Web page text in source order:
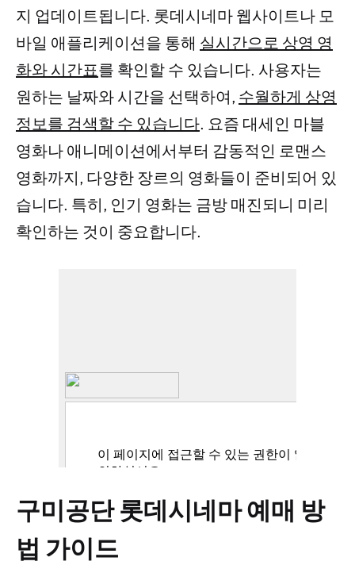
지 업데이트됩니다. 롯데시네마 웹사이트나 모
바일 애플리케이션을 통해 실시간으로 상영 영
화와 시간표를 확인할 수 있습니다. 사용자는
원하는 날짜와 시간을 선택하여, 수월하게 상영
정보를 검색할 수 있습니다. 요즘 대세인 마블
영화나 애니메이션에서부터 감동적인 로맨스
영화까지, 다양한 장르의 영화들이 준비되어 있
습니다. 특히, 인기 영화는 금방 매진되니 미리
확인하는 것이 중요합니다.
구미공단 롯데시네마 예매 방
법 가이드